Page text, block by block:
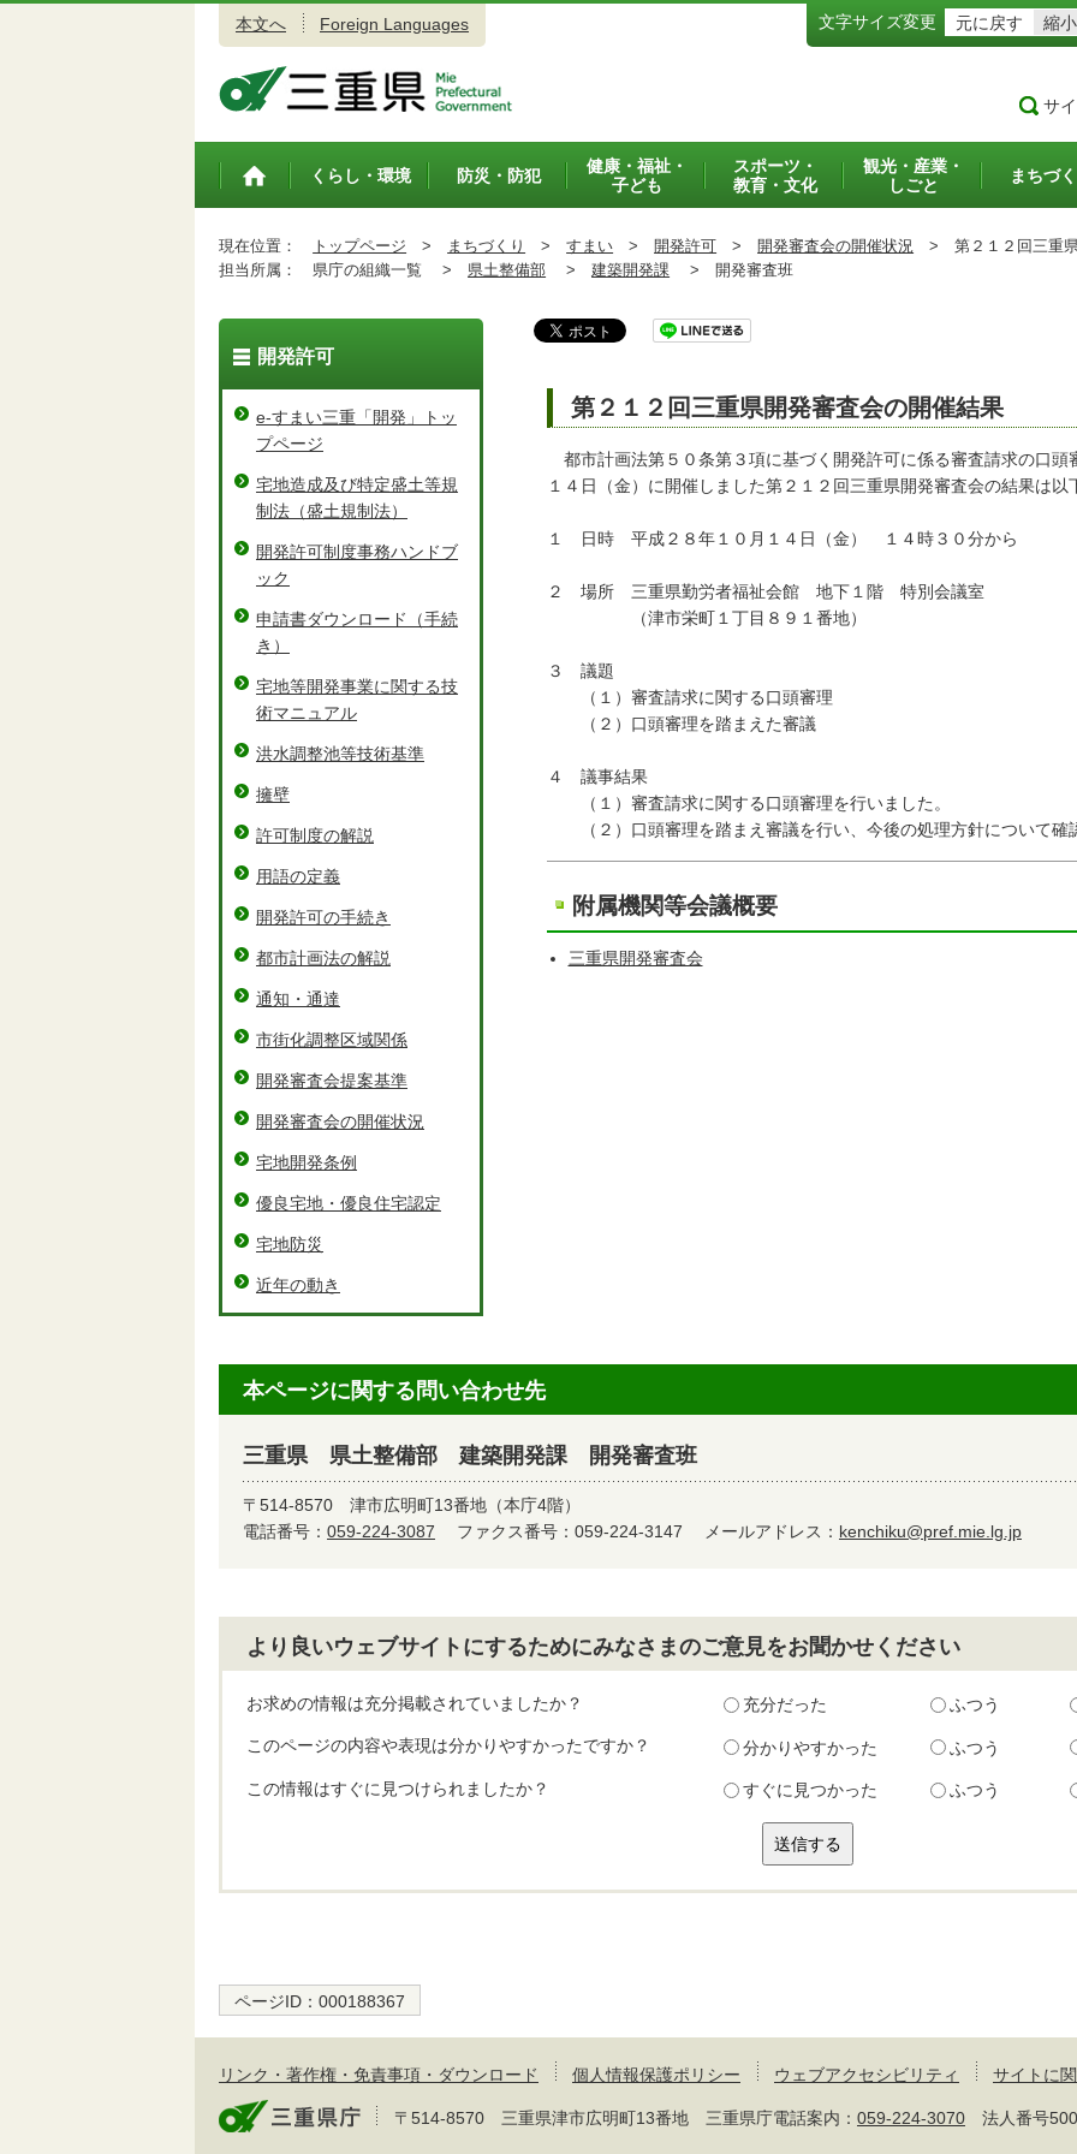
本文へ Foreign Languages 文字サイズ変更 元に戻す 縮小
サ
トップペ
くらし・環境 防災・防犯
健康・福祉・
子ども
スポーツ・
教育・文化
観光・産業・
しごと
まちづ
現在位置： トップページ > まちづくり > すまい > 開発許可 > 開発審査会の開催状況 > 第２１２回三重
担当所属：
県庁の組織一覧 > 県土整備部 > 建築開発課 > 開発審査班
第２１２回三重県開発審査会の開催結果
都市計画法第５０条第３項に基づく開発許可に係る審査請求の口頭
１４日（金）に開催しました第２１２回三重県開発審査会の結果は以
１ 日時 平成２８年１０月１４日（金） １４時３０分から
２ 場所 三重県勤労者福祉会館 地下１階 特別会議室
（津市栄町１丁目８９１番地）
３ 議題
（１）審査請求に関する口頭審理
（２）口頭審理を踏まえた審議
４ 議事結果
（１）審査請求に関する口頭審理を行いました。
（２）口頭審理を踏まえ審議を行い、今後の処理方針について確
附属機関等会議概要
三重県開発審査会
開発許可
e-すまい三重「開発」トッ
プページ
宅地造成及び特定盛土等規
制法（盛土規制法）
開発許可制度事務ハンドブ
ック
申請書ダウンロード（手続
き）
宅地等開発事業に関する技
術マニュアル
洪水調整池等技術基準
擁壁
許可制度の解説
用語の定義
開発許可の手続き
都市計画法の解説
通知・通達
市街化調整区域関係
開発審査会提案基準
開発審査会の開催状況
宅地開発条例
優良宅地・優良住宅認定
宅地防災
近年の動き
本ページに関する問い合わせ先
三重県 県土整備部 建築開発課 開発審査班
〒514-8570 津市広明町13番地（本庁4階）
電話番号： 059-224-3087 ファクス番号：059-224-3147 メールアドレス： kenchiku@pref.mie.lg.jp
より良いウェブサイトにするためにみなさまのご意見をお聞かせください
お求めの情報は充分掲載されていましたか？ 充分だった ふつう
このページの内容や表現は分かりやすかったですか？ 分かりやすかった ふつう
この情報はすぐに見つけられましたか？ すぐに見つかった ふつう
ページID： 000188367
リンク・著作権・免責事項・ダウンロード 個人情報保護ポリシー ウェブアクセシビリティ サイトに
〒514-8570 三重県津市広明町13番地 三重県庁電話案内： 059-224-3070 法人番号